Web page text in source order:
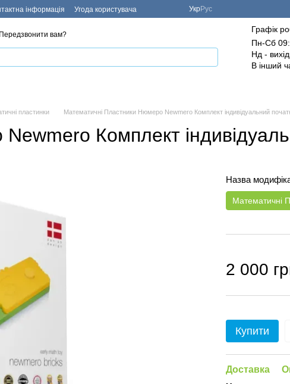
інформація Угода користувача УкрРус
Передзвонити вам?
Графік
Пн-Сб
Нд -
В інший
пластинки Математичні Пластники Нюмеро Newmero Комплект індивідуальний
Комплект
Назва
Математичні
2 000
Купити
Доставка